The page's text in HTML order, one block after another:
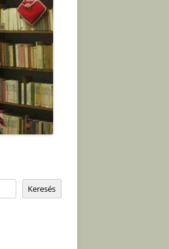
Keresés